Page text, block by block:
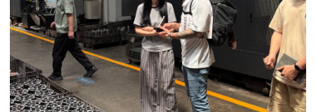
Страхование груза
Временное хранение
Организация производства
Проверка качества товара
Оплата и переговоры
с поставщиком
Инспекция поставщика
Товары для маркетплейсов